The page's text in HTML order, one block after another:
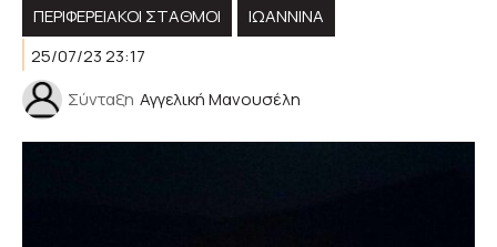
ΠΕΡΙΦΕΡΕΙΑΚΟΊ ΣΤΑΘΜΟΊ
ΙΩΑΝΝΙΝΑ
25/07/23 23:17
Σύνταξη Αγγελική Μανουσέλη